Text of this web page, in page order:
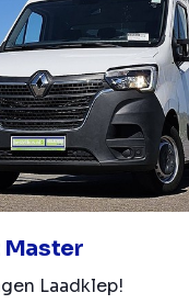
Master
Laadklep!